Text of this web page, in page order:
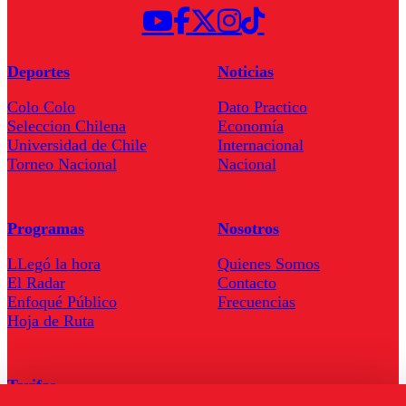
Deportes
Colo Colo
Seleccion Chilena
Universidad de Chile
Torneo Nacional
Noticias
Dato Practico
Economía
Internacional
Nacional
Programas
LLegó la hora
El Radar
Enfoqué Público
Hoja de Ruta
Nosotros
Quienes Somos
Contacto
Frecuencias
Tarifas